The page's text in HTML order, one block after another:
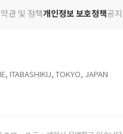
관 및 정책개인정보 보호정책공
ITABASHIKU, TOKYO, JAPAN